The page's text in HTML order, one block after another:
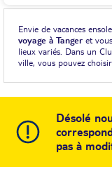
Envie de vacances
voyage à Tanger et
lieux variés. Dans un
ville, vous pouvez
Désolé
pas à